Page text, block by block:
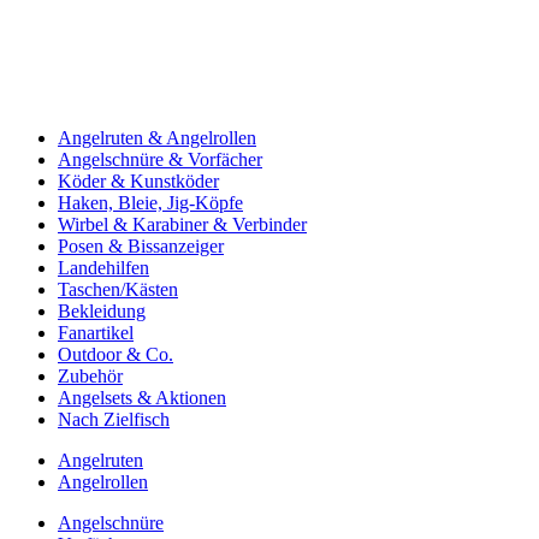
Angelruten & Angelrollen
Angelschnüre & Vorfächer
Köder & Kunstköder
Haken, Bleie, Jig-Köpfe
Wirbel & Karabiner & Verbinder
Posen & Bissanzeiger
Landehilfen
Taschen/Kästen
Bekleidung
Fanartikel
Outdoor & Co.
Zubehör
Angelsets & Aktionen
Nach Zielfisch
Angelruten
Angelrollen
Angelschnüre